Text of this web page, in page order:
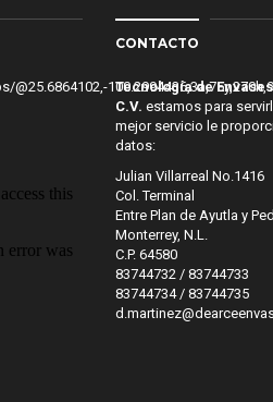
CONTACTO
Tecnología de
C.V. estamos para
mejor servicio le
datos:
Julian Villarreal No.1416
Col. Terminal
Entre Plan de Ayutla y
Monterrey, N.L.
C.P. 64580
83744732 / 83744733
83744734 / 83744735